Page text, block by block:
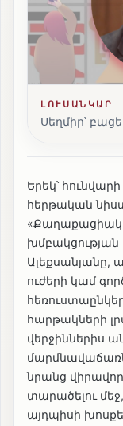
ԼՈՒՍԱՆԿԱՐ
Սեղմիր՝
Երեկ՝
հերթական
Ալեքսանյանը,
ուժերի կամ
հարթակների
վերջիններիս
նրանց
տարածելու
այդպիսի